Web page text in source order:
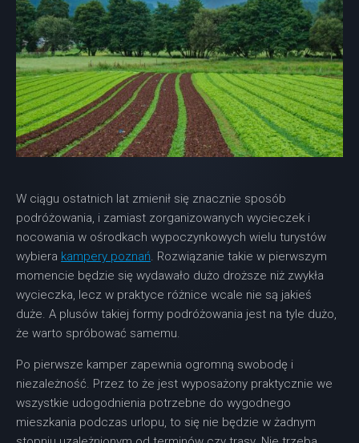
W ciągu ostatnich lat zmienił się znacznie sposób
podróżowania, i zamiast zorganizowanych wycieczek i
nocowania w ośrodkach wypoczynkowych wielu turystów
wybiera kampery poznań. Rozwiązanie takie w pierwszym
momencie będzie się wydawało dużo droższe niż zwykła
wycieczka, lecz w praktyce różnice wcale nie są jakieś
duże. A plusów takiej formy podróżowania jest na tyle dużo,
że warto spróbować samemu.
Po pierwsze kamper zapewnia ogromną swobodę i
niezależność. Przez to że jest wyposażony praktycznie we
wszystkie udogodnienia potrzebne do wygodnego
mieszkania podczas urlopu, to się nie będzie w żadnym